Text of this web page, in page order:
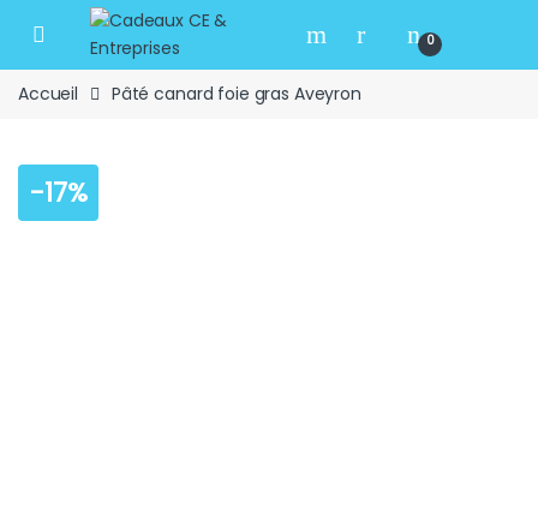
Skip to navigation
Skip to content
Open 0
Accueil Pâté canard foie gras Aveyron
-17%